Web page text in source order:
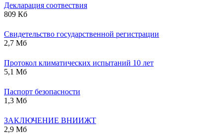
Декларация соотвествия
809 Кб
Свидетельство государственной регистрации
2,7 Мб
Протокол климатических испытаний 10 лет
5,1 Мб
Паспорт безопасности
1,3 Мб
ЗАКЛЮЧЕНИЕ ВНИИЖТ
2,9 Мб